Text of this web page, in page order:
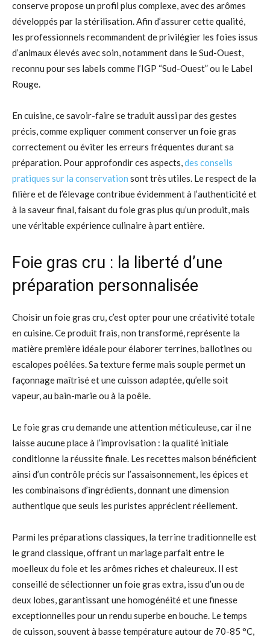
conserve propose un profil plus complexe, avec des arômes
développés par la stérilisation. Afin d’assurer cette qualité,
les professionnels recommandent de privilégier les foies issus
d’animaux élevés avec soin, notamment dans le Sud-Ouest,
reconnu pour ses labels comme l’IGP “Sud-Ouest” ou le Label
Rouge.
En cuisine, ce savoir-faire se traduit aussi par des gestes
précis, comme expliquer comment conserver un foie gras
correctement ou éviter les erreurs fréquentes durant sa
préparation. Pour approfondir ces aspects,des conseils
pratiques sur la conservation sont très utiles. Le respect de la
filière et de l’élevage contribue évidemment à l’authenticité et
à la saveur final, faisant du foie gras plus qu’un produit, mais
une véritable expérience culinaire à part entière.
Foie gras cru : la liberté d’une
préparation personnalisée
Choisir un foie gras cru, c’est opter pour une créativité totale
en cuisine. Ce produit frais, non transformé, représente la
matière première idéale pour élaborer terrines, ballotines ou
escalopes poêlées. Sa texture ferme mais souple permet un
façonnage maîtrisé et une cuisson adaptée, qu’elle soit
vapeur, au bain-marie ou à la poêle.
Le foie gras cru demande une attention méticuleuse, car il ne
laisse aucune place à l’improvisation : la qualité initiale
conditionne la réussite finale. Les recettes maison bénéficient
ainsi d’un contrôle précis sur l’assaisonnement, les épices et
les combinaisons d’ingrédients, donnant une dimension
authentique que seuls les puristes apprécient réellement.
Parmi les préparations classiques, la terrine traditionnelle est
le grand classique, offrant un mariage parfait entre le
moelleux du foie et les arômes riches et chaleureux. Il est
conseillé de sélectionner un foie gras extra, issu d’un ou de
deux lobes, garantissant une homogénéité et une finesse
exceptionnelles pour un rendu superbe en bouche. Le temps
de cuisson, souvent à basse température autour de 70-85 °C,